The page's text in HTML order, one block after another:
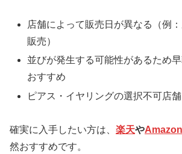
店舗によって販売日が異なる（例
販売）
並びが発生する可能性があるため
おすすめ
ピアス・イヤリングの選択不可店
確実に入手したい方は、 楽天やAmazon
然おすすめです。